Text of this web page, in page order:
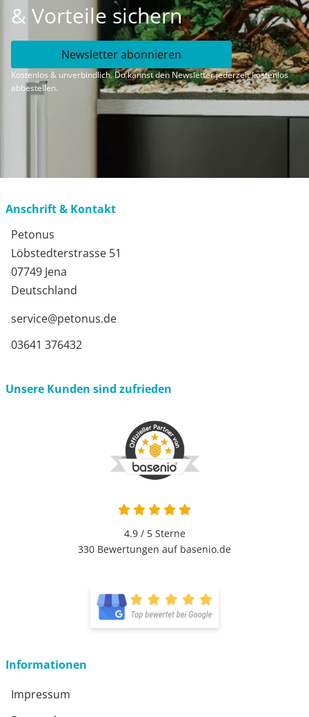
& Vorteile sichern
Newsletter abonnieren
Kostenlos & unverbindlich. Du kannst den Newsletter jederzeit kostenlos
abbestellen.
Anschrift & Kontakt
Petonus
Löbstedterstrasse 51
07749 Jena
Deutschland
service@petonus.de
03641 376432
Unsere Kunden sind zufrieden
4.9 / 5Sterne
330 Bewertungen auf basenio.de
Informationen
Impressum